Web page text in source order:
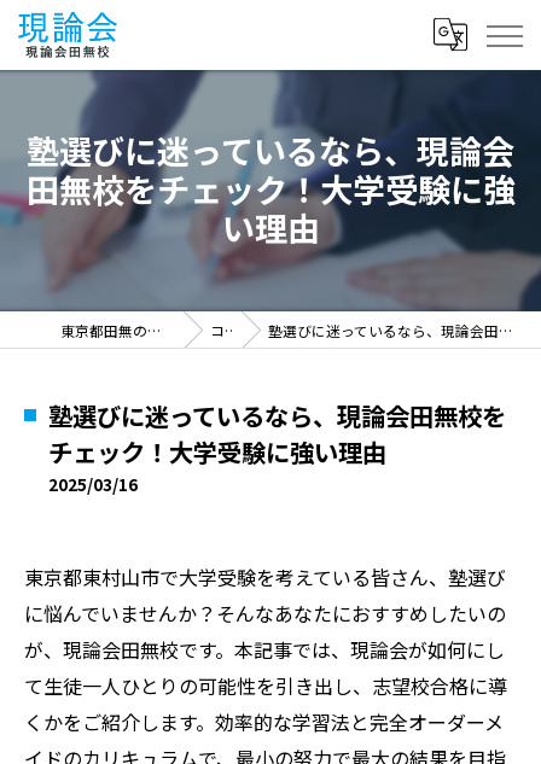
塾選びに迷っているなら、現論会
田無校をチェック！大学受験に強
い理由
東京都田無の塾なら現論会田無校 コラム 塾選びに迷っているなら、現論会田無校をチェック！大学受験に強い理由
塾選びに迷っているなら、現論会田無校を
チェック！大学受験に強い理由
2025/03/16
東京都東村山市で大学受験を考えている皆さん、塾選び
に悩んでいませんか？そんなあなたにおすすめしたいの
が、現論会田無校です。本記事では、現論会が如何にし
て生徒一人ひとりの可能性を引き出し、志望校合格に導
くかをご紹介します。効率的な学習法と完全オーダーメ
イドのカリキュラムで、最小の努力で最大の結果を目指